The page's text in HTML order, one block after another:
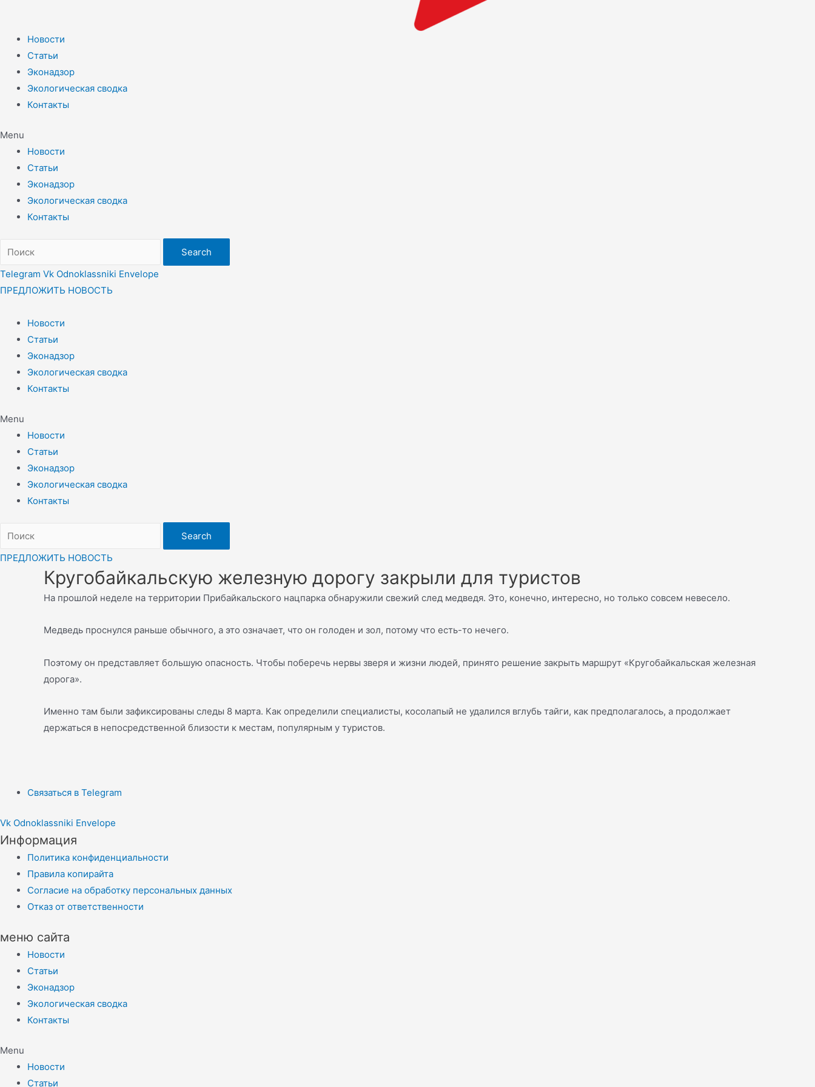
Новости
Статьи
Эконадзор
Экологическая сводка
Контакты
Menu
Новости
Статьи
Эконадзор
Экологическая сводка
Контакты
Search
Telegram Vk Odnoklassniki Envelope
ПРЕДЛОЖИТЬ НОВОСТЬ
Новости
Статьи
Эконадзор
Экологическая сводка
Контакты
Menu
Новости
Статьи
Эконадзор
Экологическая сводка
Контакты
Search
ПРЕДЛОЖИТЬ НОВОСТЬ
Кругобайкальскую железную дорогу закрыли для туристов
На прошлой неделе на территории Прибайкальского нацпарка обнаружили свежий след медведя. Это, конечно, интересно, но только совсем невесело.
Медведь проснулся раньше обычного, а это означает, что он голоден и зол, потому что есть-то нечего.
Поэтому он представляет большую опасность. Чтобы поберечь нервы зверя и жизни людей, принято решение закрыть маршрут «Кругобайкальская железная
дорога».
Именно там были зафиксированы следы 8 марта. Как определили специалисты, косолапый не удалился вглубь тайги, как предполагалось, а продолжает
держаться в непосредственной близости к местам, популярным у туристов.
Связаться в Telegram
Vk Odnoklassniki Envelope
Информация
Политика конфиденциальности
Правила копирайта
Согласие на обработку персональных данных
Отказ от ответственности
меню сайта
Новости
Статьи
Эконадзор
Экологическая сводка
Контакты
Menu
Новости
Статьи